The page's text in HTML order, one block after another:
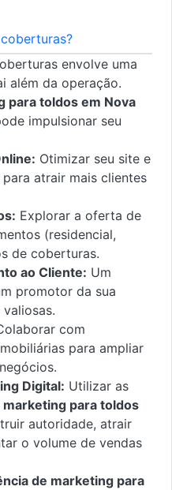
envolve uma
além da operação.
para toldos em Nova
impulsionar seu
Otimizar seu site e
atrair mais clientes
Explorar a oferta de
(residencial,
de coberturas.
ao Cliente: Um
promotor da sua
com
para ampliar
Digital: Utilizar as
marketing para toldos
autoridade, atrair
o volume de vendas
de marketing para